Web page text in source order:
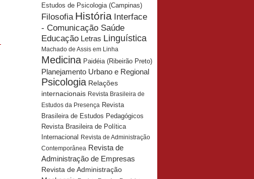
Estudos de Psicologia (Campinas)
Filosofia História Interface
- Comunicação Saúde
Educação Letras Linguística
Machado de Assis em Linha
Medicina Paidéia (Ribeirão Preto)
Planejamento Urbano e Regional
Psicologia Relações
internacionais Revista Brasileira de
Estudos da Presença Revista
Brasileira de Estudos Pedagógicos
Revista Brasileira de Política
Internacional Revista de Administração
Contemporânea Revista de
Administração de Empresas
Revista de Administração